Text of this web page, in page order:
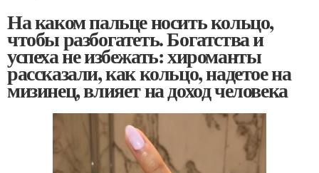
На каком пальце носить кольцо,
чтобы разбогатеть. Богатства и
успеха не избежать: хироманты
рассказали, как кольцо, надетое на
мизинец, влияет на доход человека